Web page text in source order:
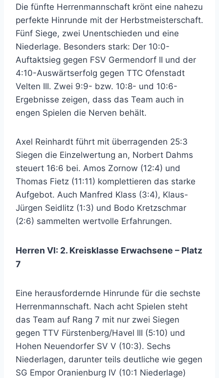
Die fünfte Herrenmannschaft krönt eine nahezu
perfekte Hinrunde mit der Herbstmeisterschaft.
Fünf Siege, zwei Unentschieden und eine
Niederlage. Besonders stark: Der 10:0-
Auftaktsieg gegen FSV Germendorf II und der
4:10-Auswärtserfolg gegen TTC Ofenstadt
Velten III. Zwei 9:9- bzw. 10:8- und 10:6-
Ergebnisse zeigen, dass das Team auch in
engen Spielen die Nerven behält.
Axel Reinhardt führt mit überragenden 25:3
Siegen die Einzelwertung an, Norbert Dahms
steuert 16:6 bei. Amos Zornow (12:4) und
Thomas Fietz (11:11) komplettieren das starke
Aufgebot. Auch Manfred Klass (3:4), Klaus-
Jürgen Seidlitz (1:3) und Bodo Kretzschmar
(2:6) sammelten wertvolle Erfahrungen.
Herren VI: 2. Kreisklasse Erwachsene – Platz
7
Eine herausfordernde Hinrunde für die sechste
Herrenmannschaft. Nach acht Spielen steht
das Team auf Rang 7 mit nur zwei Siegen
gegen TTV Fürstenberg/Havel III (5:10) und
Hohen Neuendorfer SV V (10:3). Sechs
Niederlagen, darunter teils deutliche wie gegen
SG Empor Oranienburg IV (10:1 Niederlage)